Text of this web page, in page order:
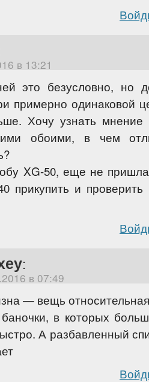
в 13:21
это безусловно, но
примерно одинаковой
Хочу узнать мнение
ими обоими, в чем
XG-50, еще не
прикупить и
:
в 07:49
— вещь
в которых
А разбавленный